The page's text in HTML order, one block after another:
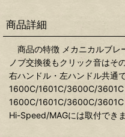
商品詳細
商品の特徴 メカニカルブレ
ノブ交換後もクリック音はそ
右ハンドル・左ハンドル共
1600C/1601C/3600C/
1600C/1601C/3600C/3601C
Hi-Speed/MAGには取付できま